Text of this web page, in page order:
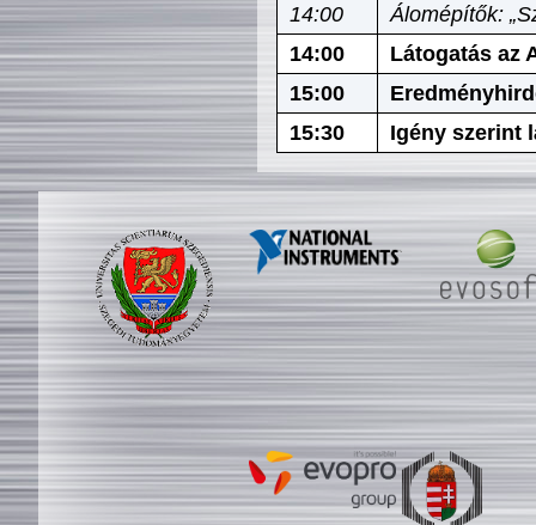
14:00
Álomépítők:
14:00
Látogatás az
15:00
15:30
Igény szerint